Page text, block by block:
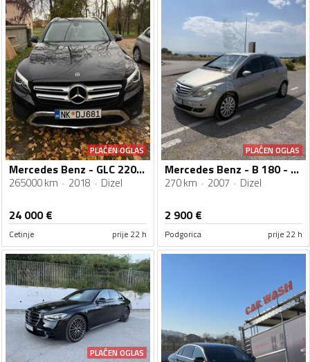
PLAĆEN OGLAS
Mercedes Benz - GLC 220 - 220
265000 km 2018 Dizel
24 000€
Cetinje prije 22 h
PLAĆEN OGLAS
Mercedes Benz - B 180 - B180 cdi
270 km 2007 Dizel
2 900€
Podgorica prije 22 h
PLAĆEN OGLAS